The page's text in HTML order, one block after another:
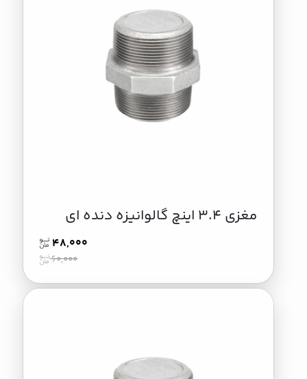
مغزی 3.4 اینچ گالوانیزه دنده ای
48,000
60,000